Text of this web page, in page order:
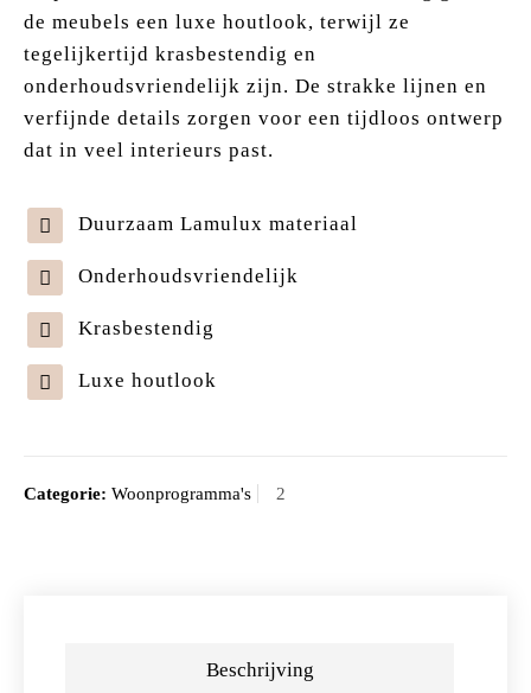
de meubels een luxe houtlook, terwijl ze
tegelijkertijd krasbestendig en
onderhoudsvriendelijk zijn. De strakke lijnen en
verfijnde details zorgen voor een tijdloos ontwerp
dat in veel interieurs past.
Duurzaam Lamulux materiaal
Onderhoudsvriendelijk
Krasbestendig
Luxe houtlook
Categorie: Woonprogramma's
Beschrijving